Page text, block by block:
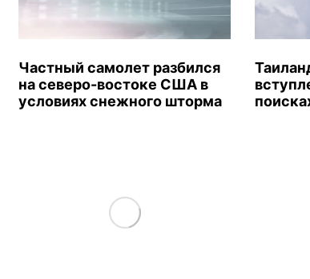
Частный самолет разбился
на северо-востоке США в
условиях снежного шторма
Load More